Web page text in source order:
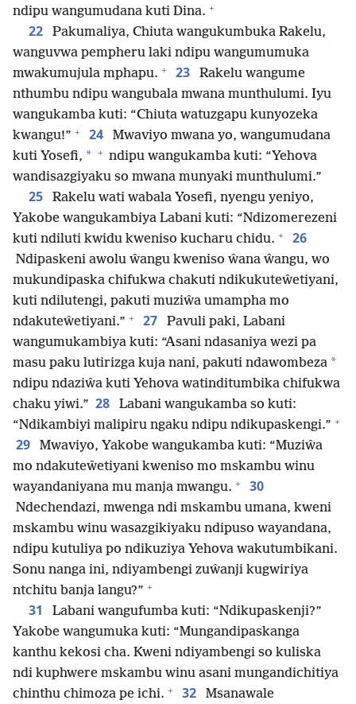
ndipu wangumudana kuti Dina. +
22
Pakumaliya, Chiuta wangukumbuka Rakelu,
wanguvwa pempheru laki ndipu wangumumuka
mwakumujula mphapu. + 23
Rakelu wangume
nthumbu ndipu wangubala mwana munthulumi. Iyu
wangukamba kuti: “Chiuta watuzgapu kunyozeka
kwangu!” + 24
Mwaviyo mwana yo, wangumudana
kuti Yosefi, * + ndipu wangukamba kuti: “Yehova
wandisazgiyaku so mwana munyaki munthulumi.”
25
Rakelu wati wabala Yosefi, nyengu yeniyo,
Yakobe wangukambiya Labani kuti: “Ndizomerezeni
kuti ndiluti kwidu kweniso kucharu chidu. + 26
Ndipaskeni awolu ŵangu kweniso ŵana ŵangu, wo
mukundipaska chifukwa chakuti ndikukuteŵetiyani,
kuti ndilutengi, pakuti muziŵa umampha mo
ndakuteŵetiyani.” + 27
Pavuli paki, Labani
wangumukambiya kuti: “Asani ndasaniya wezi pa
masu paku lutirizga kuja nani, pakuti ndawombeza *
ndipu ndaziŵa kuti Yehova watinditumbika chifukwa
chaku yiwi.” 28
Labani wangukamba so kuti:
“Ndikambiyi malipiru ngaku ndipu ndikupaskengi.” +
29
Mwaviyo, Yakobe wangukamba kuti: “Muziŵa
mo ndakuteŵetiyani kweniso mo mskambu winu
wayandaniyana mu manja mwangu. + 30
Ndechendazi, mwenga ndi mskambu umana, kweni
mskambu winu wasazgikiyaku ndipuso wayandana,
ndipu kutuliya po ndikuziya Yehova wakutumbikani.
Sonu nanga ini, ndiyambengi zuŵanji kugwiriya
ntchitu banja langu?” +
31
Labani wangufumba kuti: “Ndikupaskenji?”
Yakobe wangumuka kuti: “Mungandipaskanga
kanthu kekosi cha. Kweni ndiyambengi so kuliska
ndi kuphwere mskambu winu asani mungandichitiya
chinthu chimoza pe ichi. + 32 Msanawale